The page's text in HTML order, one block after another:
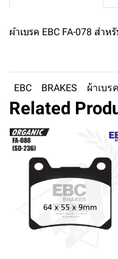
ผ้าเบรค EBC FA-078 สำห
EBC BRAKES ผ้าเบรค
Related